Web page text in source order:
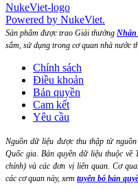
NukeViet-logo
Powered by NukeViet.
Sản phẩm được trao Giải thưởng Nhân
sắm, sử dụng trong cơ quan nhà nước
Chính sách
Điều khoản
Bản quyền
Cam kết
Yêu cầu
Nguồn dữ liệu được thu thập từ
Quốc gia. Bản quyền dữ liệu thuộc
chính) và các đơn vị liên quan. Cơ
các cơ quan này, xem tuyên bố bản